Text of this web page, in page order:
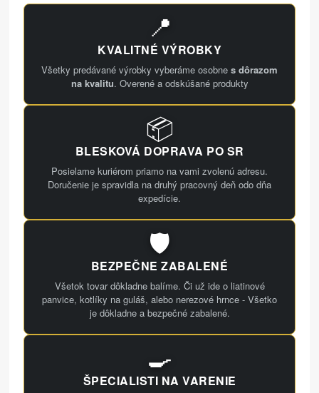
📍
KVALITNÉ VÝROBKY
Všetky predávané výrobky vyberáme osobne s dôrazom
na kvalitu. Overené a odskúšané produkty
📦
BLESKOVÁ DOPRAVA PO SR
Posielame kuriérom priamo na vami zvolenú adresu.
Doručenie je spravidla na druhý pracovný deň odo dňa
expedície.
🛡️
BEZPEČNE ZABALENÉ
Všetok tovar dôkladne balíme. Či už ide o liatinové
panvice, kotlíky na guláš, alebo nerezové hrnce - Všetko
je dôkladne a bezpečné zabalené.
🍳
ŠPECIALISTI NA VARENIE